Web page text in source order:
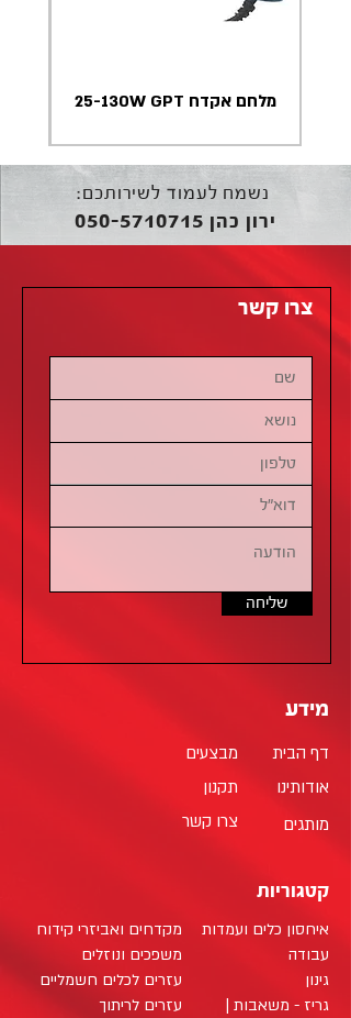
מלחם אקדח 25-130W GPT
נשמח לעמוד לשירותכם:
ירון כהן 050-5710715
צרו קשר
שליחה
מידע
מבצעים
תקנון
צרו קשר
דף הבית
אודותינו
מותגים
קטגוריות
מקדחים ואביזרי קידוח
משפכים ונוזלים
עזרים לכלים חשמליים
עזרים לריתוך
איחסון כלים ועמדות
עבודה
גינון
גריז - משאבות |